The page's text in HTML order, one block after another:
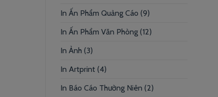
In Ấn Phẩm Quảng Cáo (9)
In Ấn Phẩm Văn Phòng (12)
In Ảnh (3)
In Artprint (4)
In Báo Cáo Thường Niên (2)